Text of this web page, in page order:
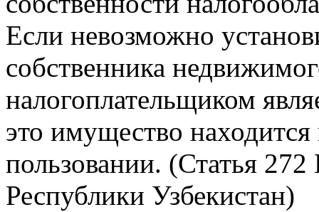
Если невозможно
собственника
налогоплательщиком
это имущество
пользовании. (Статья 272
Республики Узбекистан)